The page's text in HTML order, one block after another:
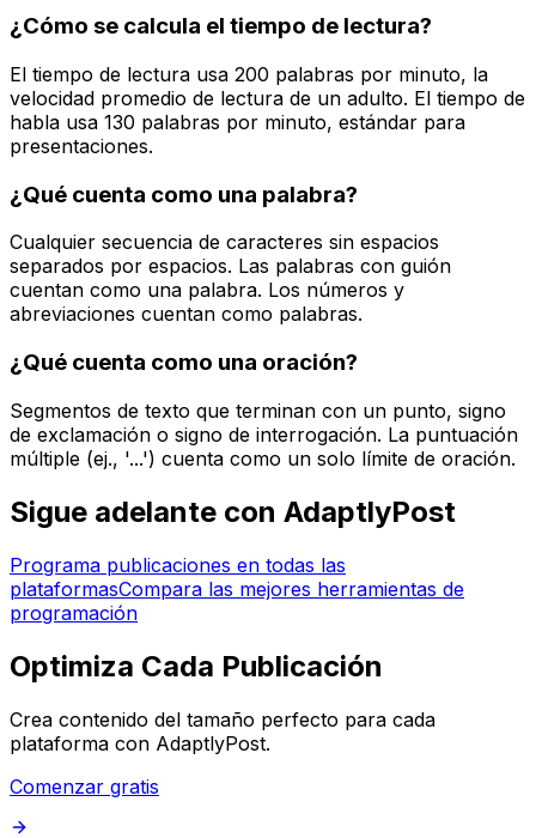
¿Cómo se calcula el tiempo de lectura?
El tiempo de lectura usa 200 palabras por minuto, la
velocidad promedio de lectura de un adulto. El tiempo de
habla usa 130 palabras por minuto, estándar para
presentaciones.
¿Qué cuenta como una palabra?
Cualquier secuencia de caracteres sin espacios
separados por espacios. Las palabras con guión
cuentan como una palabra. Los números y
abreviaciones cuentan como palabras.
¿Qué cuenta como una oración?
Segmentos de texto que terminan con un punto, signo
de exclamación o signo de interrogación. La puntuación
múltiple (ej., '...') cuenta como un solo límite de oración.
Sigue adelante con AdaptlyPost
Programa publicaciones en todas las
plataformasCompara las mejores herramientas de
programación
Optimiza Cada Publicación
Crea contenido del tamaño perfecto para cada
plataforma con AdaptlyPost.
Comenzar gratis